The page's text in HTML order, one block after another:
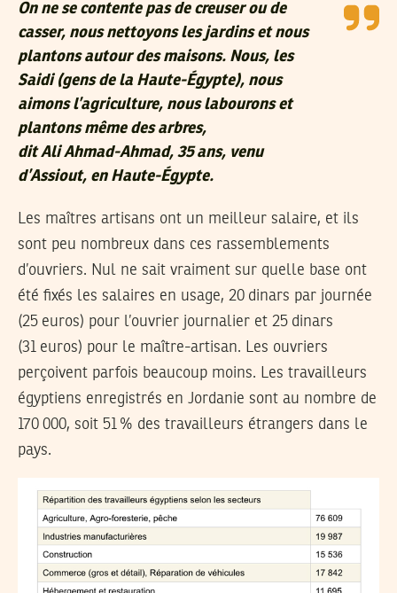
On ne se contente pas de creuser ou de
casser, nous nettoyons les jardins et nous
plantons autour des maisons. Nous, les
Saidi (gens de la Haute-Égypte), nous
aimons l’agriculture, nous labourons et
plantons même des arbres,
dit Ali Ahmad-Ahmad, 35 ans, venu
d’Assiout, en Haute-Égypte.
Les maîtres artisans ont un meilleur salaire, et ils
sont peu nombreux dans ces rassemblements
d’ouvriers. Nul ne sait vraiment sur quelle base ont
été fixés les salaires en usage, 20 dinars par journée
(25 euros) pour l’ouvrier journalier et 25 dinars
(31 euros) pour le maître-artisan. Les ouvriers
perçoivent parfois beaucoup moins. Les travailleurs
égyptiens enregistrés en Jordanie sont au nombre de
170 000, soit 51 % des travailleurs étrangers dans le
pays.